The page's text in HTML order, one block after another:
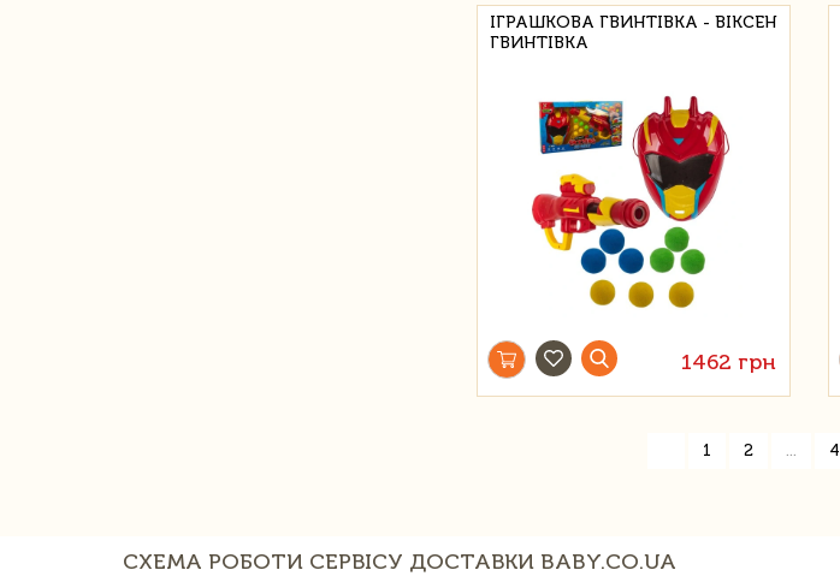
ІГРАШКОВА ГВИНТІВКА - ВІКСЕН
ГВИНТІВКА
1462 грн
1 2 ... 4
СХЕМА РОБОТИ СЕРВІСУ ДОСТАВКИ BABY.CO.UA